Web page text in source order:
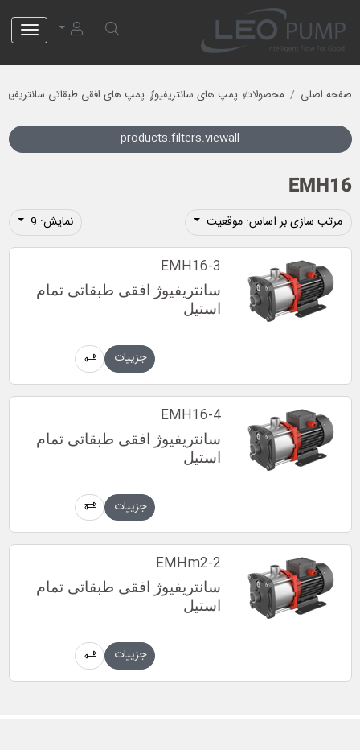
صفحه اصلی محصولات پمپ های سانتریفیوژ پمپ های افقی طبقاتی سانتریفیوژ
products.filters.viewall
EMH16
مرتب سازی بر اساس: موقعیت نمایش: 9
EMH16-3
سانتریفیوژ افقی طبقاتی تمام
استیل
جزییات
EMH16-4
سانتریفیوژ افقی طبقاتی تمام
استیل
جزییات
EMHm2-2
سانتریفیوژ افقی طبقاتی تمام
استیل
جزییات